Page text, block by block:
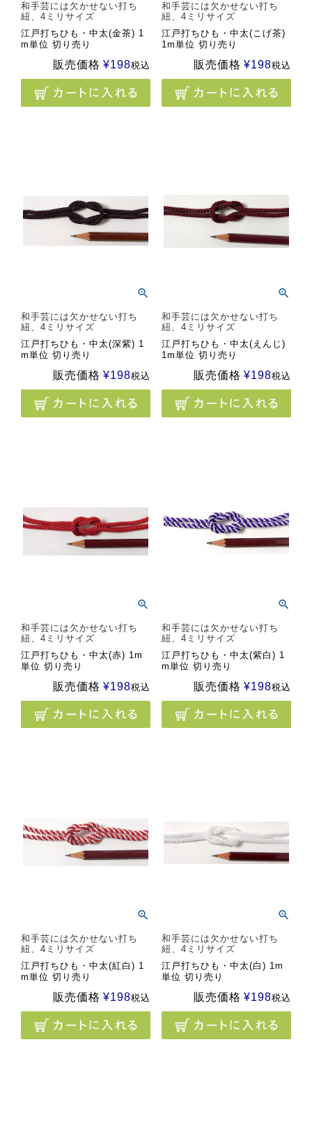
和手芸には欠かせない打ち
紐、4ミリサイズ
江戸打ちひも・中太(金茶) 1
m単位 切り売り
販売価格 ¥198税込
和手芸には欠かせない打ち
紐、4ミリサイズ
江戸打ちひも・中太(こげ茶)
1m単位 切り売り
販売価格 ¥198税込
和手芸には欠かせない打ち
紐、4ミリサイズ
江戸打ちひも・中太(深紫) 1
m単位 切り売り
販売価格 ¥198税込
和手芸には欠かせない打ち
紐、4ミリサイズ
江戸打ちひも・中太(えんじ)
1m単位 切り売り
販売価格 ¥198税込
和手芸には欠かせない打ち
紐、4ミリサイズ
江戸打ちひも・中太(赤) 1m
単位 切り売り
販売価格 ¥198税込
和手芸には欠かせない打ち
紐、4ミリサイズ
江戸打ちひも・中太(紫白) 1
m単位 切り売り
販売価格 ¥198税込
和手芸には欠かせない打ち
紐、4ミリサイズ
江戸打ちひも・中太(紅白) 1
m単位 切り売り
販売価格 ¥198税込
和手芸には欠かせない打ち
紐、4ミリサイズ
江戸打ちひも・中太(白) 1m
単位 切り売り
販売価格 ¥198税込